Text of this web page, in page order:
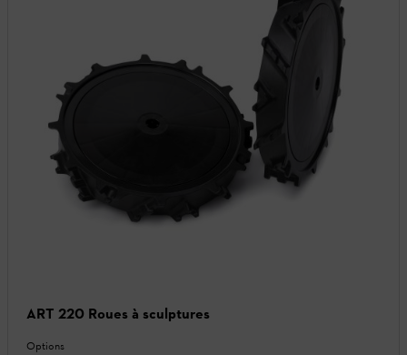
ART 220 Roues à sculptures
Options